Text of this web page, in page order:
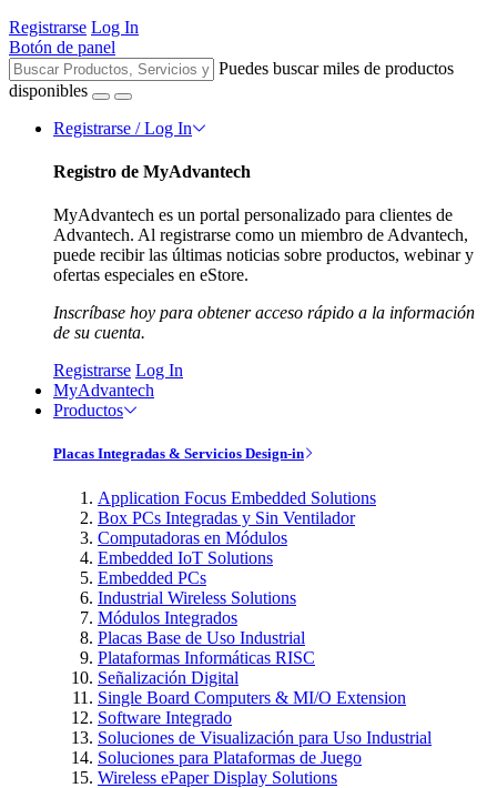
Registrarse Log In
Botón de panel
Puedes buscar miles de productos
disponibles
Registrarse / Log In
Registro de MyAdvantech
MyAdvantech es un portal personalizado para clientes de
Advantech. Al registrarse como un miembro de Advantech,
puede recibir las últimas noticias sobre productos, webinar y
ofertas especiales en eStore.
Inscríbase hoy para obtener acceso rápido a la información
de su cuenta.
Registrarse Log In
MyAdvantech
Productos
Placas Integradas & Servicios Design-in
Application Focus Embedded Solutions
Box PCs Integradas y Sin Ventilador
Computadoras en Módulos
Embedded IoT Solutions
Embedded PCs
Industrial Wireless Solutions
Módulos Integrados
Placas Base de Uso Industrial
Plataformas Informáticas RISC
Señalización Digital
Single Board Computers & MI/O Extension
Software Integrado
Soluciones de Visualización para Uso Industrial
Soluciones para Plataformas de Juego
Wireless ePaper Display Solutions